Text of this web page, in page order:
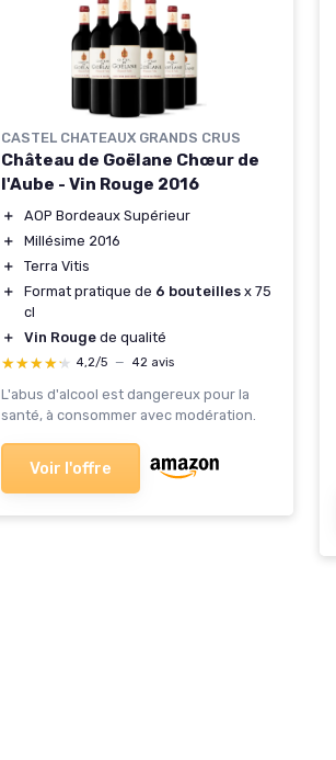
CASTEL CHATEAUX GRANDS CRUS
Château de Goëlane Chœur de
l'Aube - Vin Rouge 2016
＋
AOP Bordeaux Supérieur
＋
Millésime 2016
＋
Terra Vitis
＋
Format pratique de 6 bouteilles x 75
cl
＋
Vin Rouge de qualité
★★★★★
★★★★★ 4,2/5 — 42 avis
L'abus d'alcool est dangereux pour la
santé, à consommer avec modération.
Voir l'offre